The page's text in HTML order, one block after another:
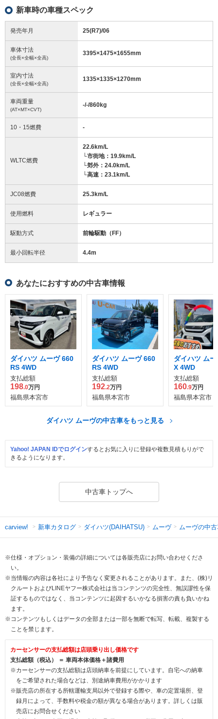
新車時の車種スペック
発売年月 25(R7)/06
車体寸法
(全長×全幅×全高)
3395×1475×1655mm
室内寸法
(全長×全幅×全高)
1335×1335×1270mm
車両重量
(AT×MT×CVT)
-/-/860kg
10・15燃費 -
WLTC燃費
22.6km/L
└市街地：19.9km/L
└郊外：24.0km/L
└高速：23.1km/L
JC08燃費 25.3km/L
使用燃料 レギュラー
駆動方式 前輪駆動（FF）
最小回転半径 4.4m
あなたにおすすめの中古車情報
ダイハツ ムーヴ 660
RS 4WD
支払総額
198.0万円
福島県本宮市
ダイハツ ムーヴ 660
RS 4WD
支払総額
192.2万円
福島県本宮市
ダイハツ ム
X 4WD
支払総額
160.9万円
福島県本宮市
ダイハツ ムーヴの中古車をもっと見る
Yahoo! JAPAN IDでログインするとお気に入りに登録や複数見積もりがで
きるようになります。
中古車トップへ
carview! 新車カタログ ダイハツ(DAIHATSU) ムーヴ ムーヴの中
※仕様・オプション・装備の詳細については各販売店にお問い合わせくださ
い。
※当情報の内容は各社により予告なく変更されることがあります。また、(株)リ
クルートおよびLINEヤフー株式会社は当コンテンツの完全性、無誤謬性を保
証するものではなく、当コンテンツに起因するいかなる損害の責も負いかね
ます。
※コンテンツもしくはデータの全部または一部を無断で転写、転載、複製する
ことを禁じます。
カーセンサーの支払総額は店頭乗り出し価格です
支払総額（税込） ＝ 車両本体価格＋諸費用
※カーセンサーの支払総額は店頭納車を前提にしています。自宅への納車
をご希望された場合などは、別途納車費用がかかります
※販売店の所在する所轄運輸支局以外で登録する際や、車の定置場所、登
録月によって、手数料や税金の額が異なる場合があります。詳しくは販
売店にお問合せください